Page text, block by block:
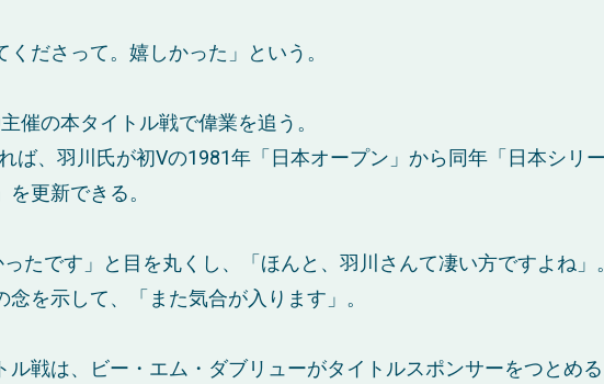
くださって。嬉しかった」という。
催の本タイトル戦で偉業を追う。
ば、羽川氏が初Vの1981年「日本オープン」から同年「日本シリ
更新できる。
たです」と目を丸くし、「ほんと、羽川さんて凄い方ですよね」。
を示して、「また気合が入ります」。
戦は、ビー・エム・ダブリューがタイトルスポンサーをつとめる